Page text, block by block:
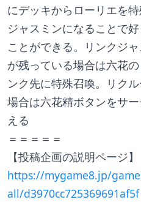
にデッキからローリエを
ジャスミンになることで
ことができる。リンクジ
が残っている場合は六花
ンク先に特殊召喚。リク
場合は六花精ボタンをサ
える
＝＝＝＝＝
【投稿企画の説明ページ】
https://mygame8.jp/
all/d3970cc725369691af5f